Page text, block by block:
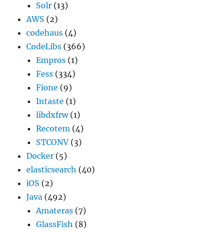
Solr (13)
AWS (2)
codehaus (4)
CodeLibs (366)
Empros (1)
Fess (334)
Fione (9)
Intaste (1)
libdxfrw(1)
Recotem (4)
STCONV (3)
Docker (5)
elasticsearch (40)
iOS (2)
Java (492)
Amateras (7)
GlassFish (8)